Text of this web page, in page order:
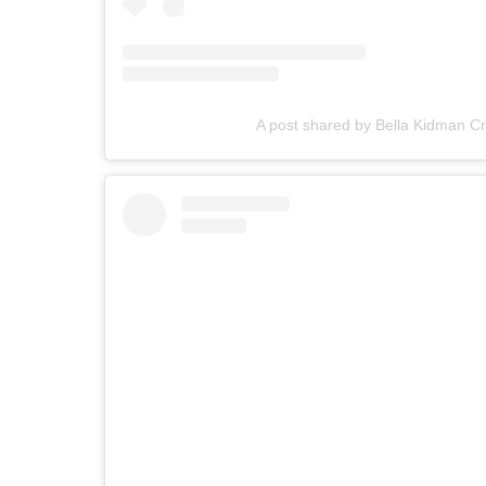
A post shared by Bella Kidman